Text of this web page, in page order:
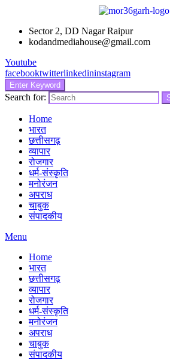
Sector 2, DD Nagar Raipur
kodandmediahouse@gmail.com
Youtube
facebooktwitterlinkedininstagram
Enter Keyword
Search for:
Home
भारत
छत्तीसगढ़
व्यापार
रोजगार
धर्म-संस्कृति
मनोरंजन
अपराध
चाबुक
संपादकीय
Menu
Home
भारत
छत्तीसगढ़
व्यापार
रोजगार
धर्म-संस्कृति
मनोरंजन
अपराध
चाबुक
संपादकीय